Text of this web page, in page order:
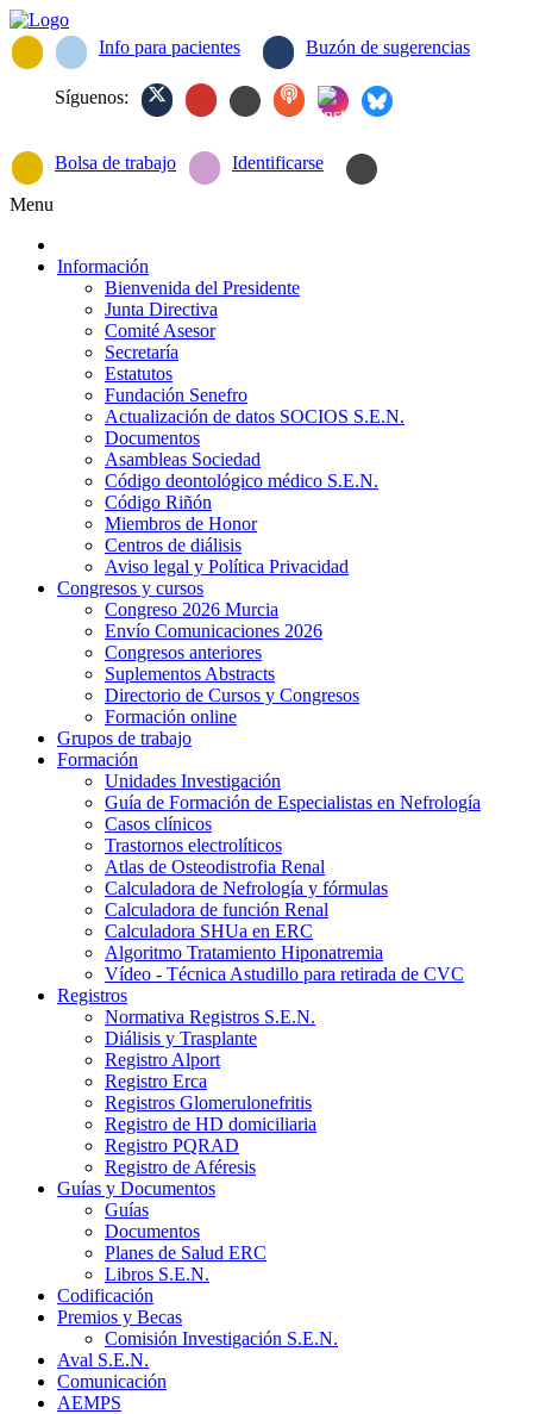
Info para pacientes Buzón de sugerencias
Síguenos:
Bolsa de trabajo Identificarse
Menu
Información
Bienvenida del Presidente
Junta Directiva
Comité Asesor
Secretaría
Estatutos
Fundación Senefro
Actualización de datos SOCIOS S.E.N.
Documentos
Asambleas Sociedad
Código deontológico médico S.E.N.
Código Riñón
Miembros de Honor
Centros de diálisis
Aviso legal y Política Privacidad
Congresos y cursos
Congreso 2026 Murcia
Envío Comunicaciones 2026
Congresos anteriores
Suplementos Abstracts
Directorio de Cursos y Congresos
Formación online
Grupos de trabajo
Formación
Unidades Investigación
Guía de Formación de Especialistas en Nefrología
Casos clínicos
Trastornos electrolíticos
Atlas de Osteodistrofia Renal
Calculadora de Nefrología y fórmulas
Calculadora de función Renal
Calculadora SHUa en ERC
Algoritmo Tratamiento Hiponatremia
Vídeo - Técnica Astudillo para retirada de CVC
Registros
Normativa Registros S.E.N.
Diálisis y Trasplante
Registro Alport
Registro Erca
Registros Glomerulonefritis
Registro de HD domiciliaria
Registro PQRAD
Registro de Aféresis
Guías y Documentos
Guías
Documentos
Planes de Salud ERC
Libros S.E.N.
Codificación
Premios y Becas
Comisión Investigación S.E.N.
Aval S.E.N.
Comunicación
AEMPS